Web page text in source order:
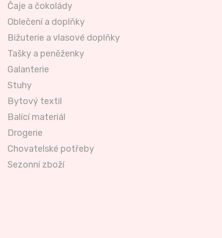
Čaje a čokolády
Oblečení a doplňky
Bižuterie a vlasové doplňky
Tašky a peněženky
Galanterie
Stuhy
Bytový textil
Balící materiál
Drogerie
Chovatelské potřeby
Sezonní zboží